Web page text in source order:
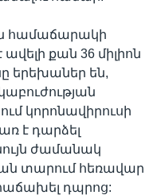
համաճարակի
քան 36 միլիոն
երեխաներ են,
կորոնավիրուսի
է դարձել
ժամանակ
տարում հեռավար
դպրոց: